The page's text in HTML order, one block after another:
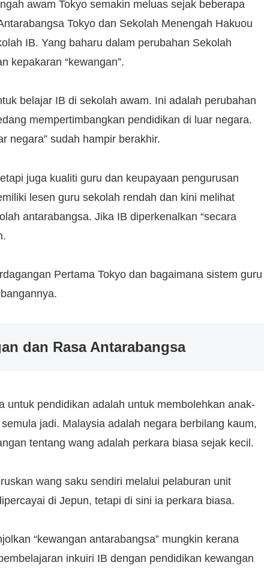
awam Tokyo semakin meluas sejak beberapa
Tokyo dan Sekolah Menengah Hakuou
IB. Yang baharu dalam perubahan Sekolah
kepakaran “kewangan”.
belajar IB di sekolah awam. Ini adalah perubahan
mempertimbangkan pendidikan di luar negara.
negara” sudah hampir berakhir.
juga kualiti guru dan keupayaan pengurusan
lesen guru sekolah rendah dan kini melihat
antarabangsa. Jika IB diperkenalkan “secara
Pertama Tokyo dan bagaimana sistem guru
dan Rasa Antarabangsa
untuk pendidikan adalah untuk membolehkan anak-
jadi. Malaysia adalah negara berbilang kaum,
tentang wang adalah perkara biasa sejak kecil.
wang saku sendiri melalui pelaburan unit
di Jepun, tetapi di sini ia perkara biasa.
“kewangan antarabangsa” mungkin kerana
inkuiri IB dengan pendidikan kewangan